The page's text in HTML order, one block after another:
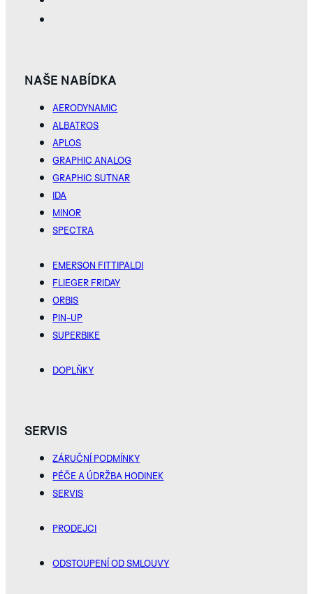
NAŠE NABÍDKA
AERODYNAMIC
ALBATROS
APLOS
GRAPHIC ANALOG
GRAPHIC SUTNAR
IDA
MINOR
SPECTRA
EMERSON FITTIPALDI
FLIEGER FRIDAY
ORBIS
PIN-UP
SUPERBIKE
DOPLŇKY
SERVIS
ZÁRUČNÍ PODMÍNKY
PÉČE A ÚDRŽBA HODINEK
SERVIS
PRODEJCI
ODSTOUPENÍ OD SMLOUVY